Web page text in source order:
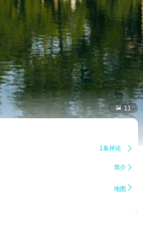
 11
1条评论 
简介 
地图 